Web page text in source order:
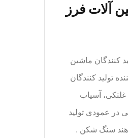
آلات فرز
کنندگان ماشین
تولید کنندگان
آسیاب
عمودی تولید
هند سنگ شکن .